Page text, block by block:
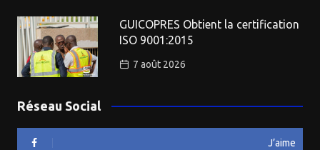
GUICOPRES Obtient la certification
ISO 9001:2015
7 août 2026
Réseau Social
J’aime